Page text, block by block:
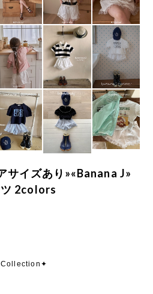
イズあり»«Banana J»
2colors